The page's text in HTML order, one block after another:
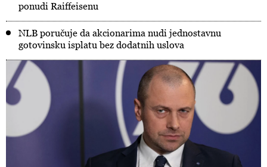
ponudi Raiffeisenu
NLB poručuje da akcionarima nudi jednostavnu
gotovinsku isplatu bez dodatnih uslova